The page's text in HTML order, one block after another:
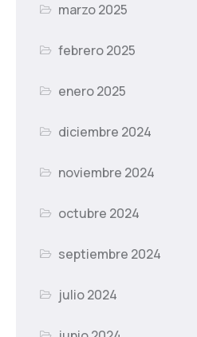
marzo 2025
febrero 2025
enero 2025
diciembre 2024
noviembre 2024
octubre 2024
septiembre 2024
julio 2024